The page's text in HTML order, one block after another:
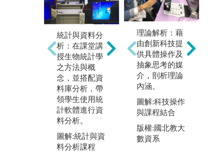
統計與資料分
析：在課堂講
授生物統計學
之方法與概
念，並搭配資
料庫分析，帶
領學生使用統
計軟體進行資
料分析。
圖解:統計與資
料分析課程
流行病學與研
究設計：課堂
將流行病學之
原理與方法，
帶領學生進入
研究人群之疾
病與健康議
題，建立研究
的基本知識。
圖解:赴他校參
訪流行病學課
理論解析：藉
由創新科技提
供具體操作及
抽象思考的媒
介，剖析理論
內涵。
圖解:科技操作
與課程結合
版權:國北教大
數資系